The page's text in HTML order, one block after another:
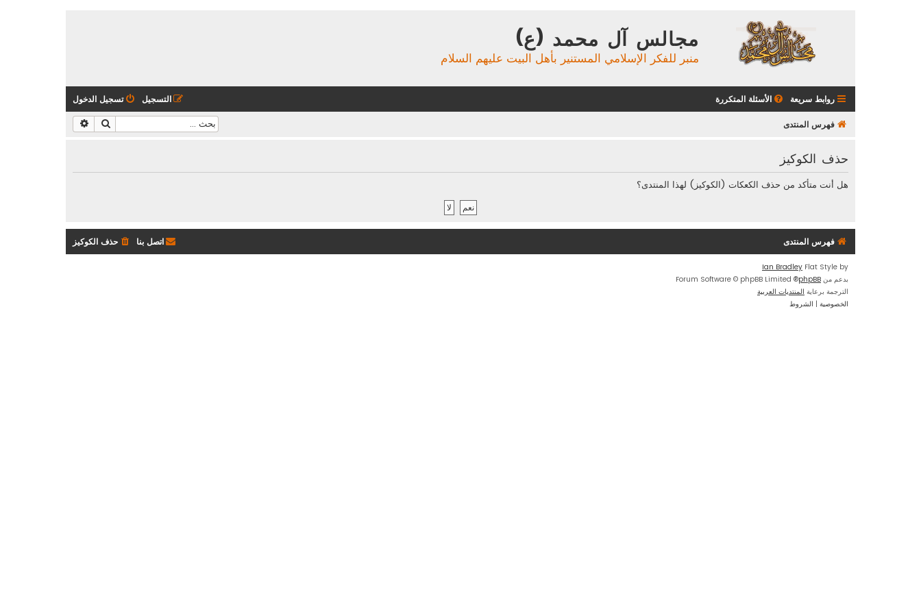
مجالس آل محمد (ع)
منبر للفكر الإسلامي المستنير بأهل البيت عليهم السلام
روابط سريعة الأسئلة المتكررة تسجيل الدخول التسجيل
فهرس المنتدى بحث
حذف الكوكيز
هل أنت متأكد من حذف الكعكات (الكوكيز) لهذا المنتدى؟
فهرس المنتدى حذف الكوكيز اتصل بنا
Flat Style by
Ian Bradley
بدعم من phpBB
® Forum Software © phpBB Limited
الترجمة برعاية المنتديات العربية
الخصوصية | الشروط